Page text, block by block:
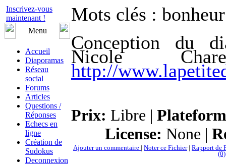
Inscrivez-vous
maintenant !
Menu
Accueil
Diaporamas
Réseau
social
Forums
Articles
Questions /
Réponses
Echecs en
ligne
Création de
Sudokus
Deconnexion
Mots clés : bonheur
Conception du
Nicole
http://
Prix: Libre |
License: None |
Ajouter un commentaire | Noter ce Fichier| Rapport de
(0)